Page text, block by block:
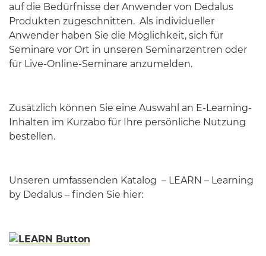
auf die Bedürfnisse der Anwender von Dedalus
Produkten zugeschnitten. Als individueller
Anwender haben Sie die Möglichkeit, sich für
Seminare vor Ort in unseren Seminarzentren oder
für Live-Online-Seminare anzumelden.
Zusätzlich können Sie eine Auswahl an E-Learning-
Inhalten im Kurzabo für Ihre persönliche Nutzung
bestellen.
Unseren umfassenden Katalog – LEARN – Learning
by Dedalus – finden Sie hier: